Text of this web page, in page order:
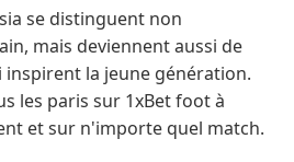
se distinguent non
mais deviennent aussi de
la jeune génération.
les paris sur 1xBet foot à
et sur n'importe quel match.